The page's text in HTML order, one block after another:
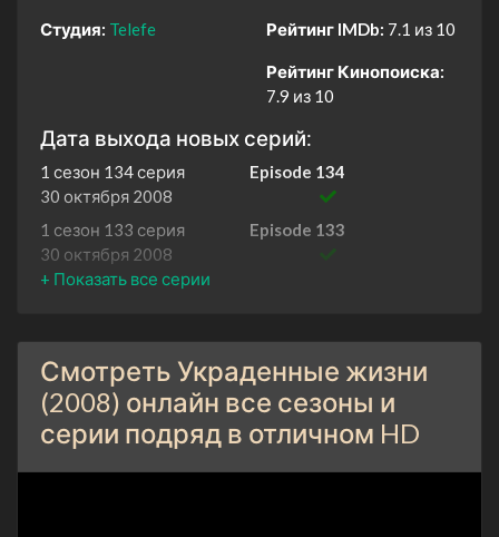
Студия: Telefe Рейтинг IMDb: 7.1 из 10
Рейтинг Кинопоиска:
7.9 из 10
Дата выхода новых серий:
1 сезон 134 серия
Episode 134
30 октября 2008
1 сезон 133 серия
Episode 133
30 октября 2008
1 сезон 132 серия
1 сезон 131 серия
Episode #1.131
1 января 2008
1 сезон 130 серия
Episode #1.130
1 января 2008
Смотреть Украденные жизни
(2008) онлайн все сезоны и
серии подряд в отличном HD